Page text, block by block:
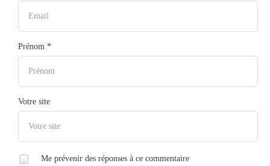
Prénom *
Votre site
Me prévenir des réponses à ce commentaire